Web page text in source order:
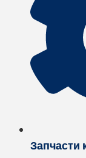
Запчасти